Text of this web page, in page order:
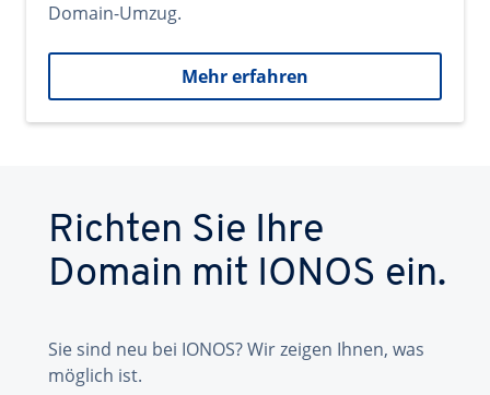
Domain-Umzug.
Mehr erfahren
Richten Sie Ihre
Domain mit IONOS ein.
Sie sind neu bei IONOS? Wir zeigen Ihnen, was
möglich ist.